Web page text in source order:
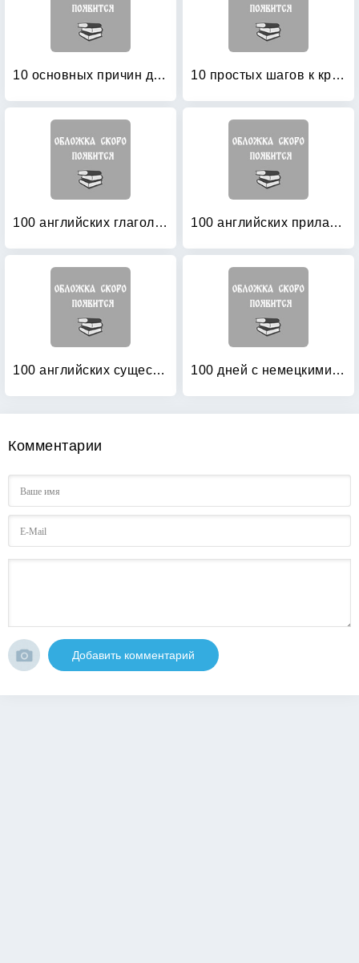
10 основных причин для изучения для иностранного языка (английский язык) 10 простых шагов к красивому и правильному письму
100 английских глаголов: 1000 фразеологизмов. Ключ к суперпамяти 100 английских прилагательных: 1000 фразеологизмов
100 английских существительных: 1000 фразеологизмов. Ключ к суперпамяти 100 дней с немецкими глаголами: Уровни А2 — В2. Учебное пособие
Комментарии